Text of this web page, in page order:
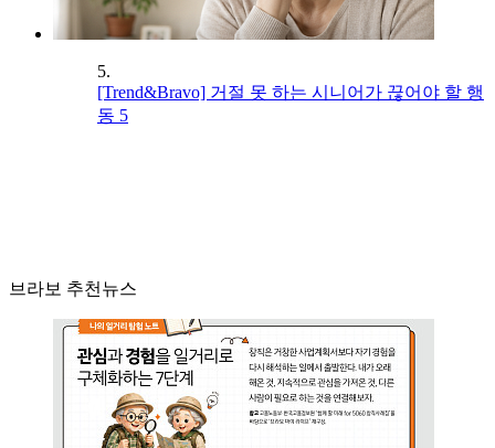
5.
[Trend&Bravo] 거절 못 하는 시니어가 끊어야 할 행
동 5
브라보 추천뉴스